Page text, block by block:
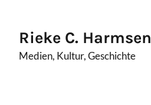
Rieke C. Harmsen
Medien, Kultur, Geschichte